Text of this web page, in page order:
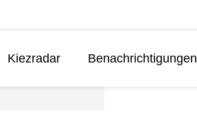
Kiezradar Benachrichtigungen